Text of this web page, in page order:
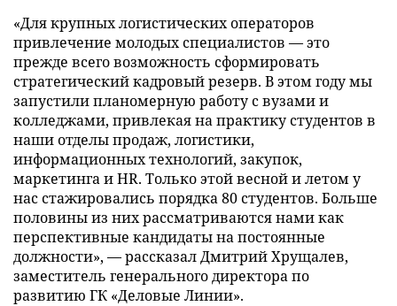
«Для крупных логистических операторов
привлечение молодых специалистов — это
прежде всего возможность сформировать
стратегический кадровый резерв. В этом году мы
запустили планомерную работу с вузами и
колледжами, привлекая на практику студентов в
наши отделы продаж, логистики,
информационных технологий, закупок,
маркетинга и HR. Только этой весной и летом у
нас стажировались порядка 80 студентов. Больше
половины из них рассматриваются нами как
перспективные кандидаты на постоянные
должности», — рассказал Дмитрий Хрущалев,
заместитель генерального директора по
развитию ГК «Деловые Линии».